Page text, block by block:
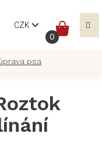
CZK
psa